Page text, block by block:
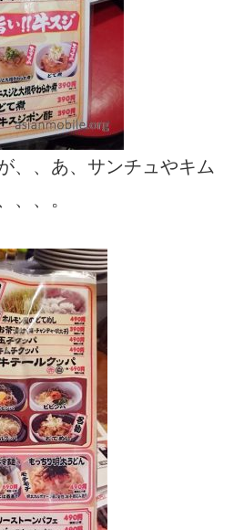
、、あ、サンチュやキム
、、。